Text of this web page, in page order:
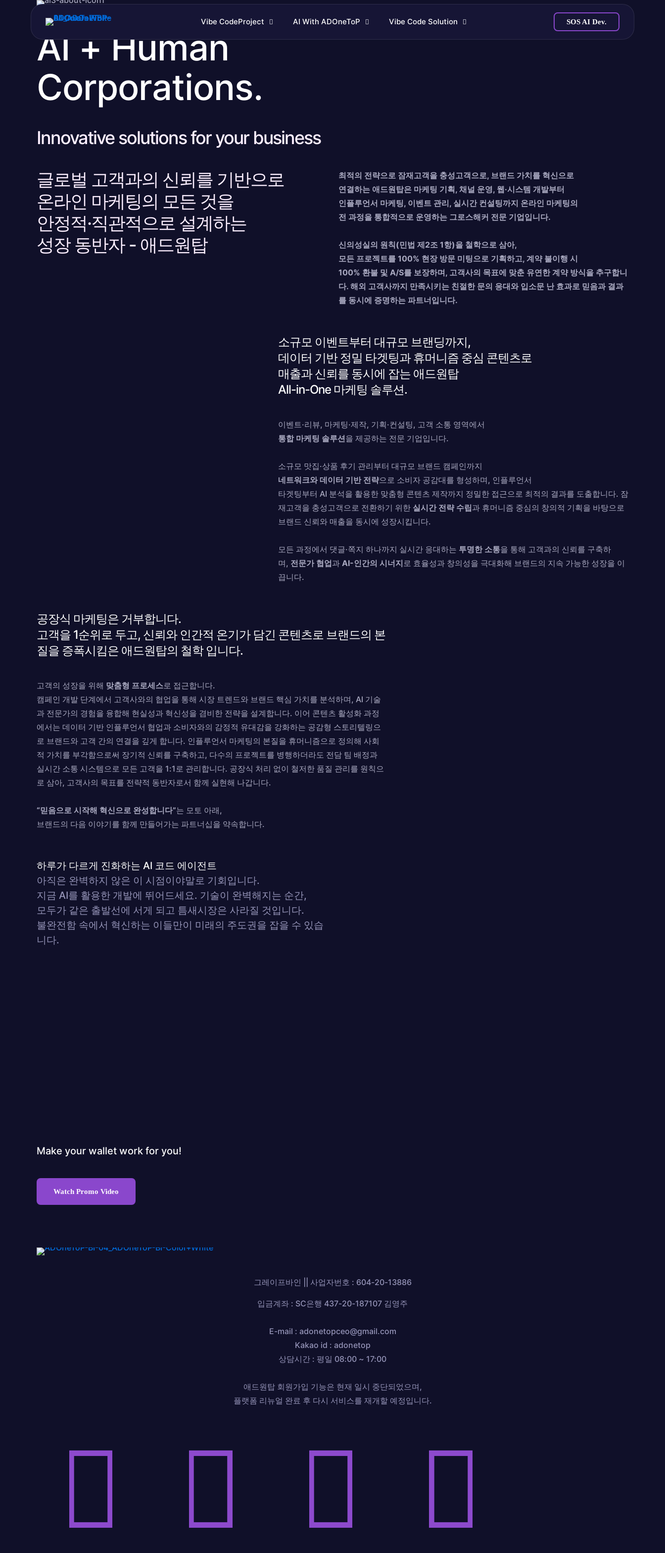
Vibe CodeProject AI With ADOneToP Vibe Code Solution SOS AI Dev.
AI + Human
Corporations.
Innovative solutions for your business
글로벌 고객과의 신뢰를 기반으로
온라인 마케팅의 모든 것을
안정적·직관적으로 설계하는
성장 동반자 - 애드원탑
최적의 전략으로 잠재고객을 충성고객으로, 브랜드 가치를 혁신으로
연결하는 애드원탑은 마케팅 기획, 채널 운영, 웹·시스템 개발부터
인플루언서 마케팅, 이벤트 관리, 실시간 컨설팅까지 온라인 마케팅의
전 과정을 통합적으로 운영하는 그로스해커 전문 기업입니다.
신의성실의 원칙(민법 제2조 1항)을 철학으로 삼아,
모든 프로젝트를 100% 현장 방문 미팅으로 기획하고, 계약 불이행 시
100% 환불 및 A/S를 보장하며, 고객사의 목표에 맞춘 유연한 계약 방식을 추구합니
다. 해외 고객사까지 만족시키는 친절한 문의 응대와 입소문 난 효과로 믿음과 결과
를 동시에 증명하는 파트너입니다.
소규모 이벤트부터 대규모 브랜딩까지,
데이터 기반 정밀 타겟팅과 휴머니즘 중심 콘텐츠로
매출과 신뢰를 동시에 잡는 애드원탑
All-in-One 마케팅 솔루션.
이벤트·리뷰, 마케팅·제작, 기획·컨설팅, 고객 소통 영역에서
통합 마케팅 솔루션을 제공하는 전문 기업입니다.
소규모 맛집·상품 후기 관리부터 대규모 브랜드 캠페인까지
네트워크와 데이터 기반 전략으로 소비자 공감대를 형성하며, 인플루언서
타겟팅부터 AI 분석을 활용한 맞춤형 콘텐츠 제작까지 정밀한 접근으로 최적의 결과를 도출합니다. 잠
재고객을 충성고객으로 전환하기 위한 실시간 전략 수립과 휴머니즘 중심의 창의적 기획을 바탕으로
브랜드 신뢰와 매출을 동시에 성장시킵니다.
모든 과정에서 댓글·쪽지 하나까지 실시간 응대하는 투명한 소통을 통해 고객과의 신뢰를 구축하
며, 전문가 협업과 AI-인간의 시너지로 효율성과 창의성을 극대화해 브랜드의 지속 가능한 성장을 이
끕니다.
공장식 마케팅은 거부합니다.
고객을 1순위로 두고, 신뢰와 인간적 온기가 담긴 콘텐츠로 브랜드의 본
질을 증폭시킴은 애드원탑의 철학 입니다.
고객의 성장을 위해 맞춤형 프로세스로 접근합니다.
캠페인 개발 단계에서 고객사와의 협업을 통해 시장 트렌드와 브랜드 핵심 가치를 분석하며, AI 기술
과 전문가의 경험을 융합해 현실성과 혁신성을 겸비한 전략을 설계합니다. 이어 콘텐츠 활성화 과정
에서는 데이터 기반 인플루언서 협업과 소비자와의 감정적 유대감을 강화하는 공감형 스토리텔링으
로 브랜드와 고객 간의 연결을 깊게 합니다. 인플루언서 마케팅의 본질을 휴머니즘으로 정의해 사회
적 가치를 부각함으로써 장기적 신뢰를 구축하고, 다수의 프로젝트를 병행하더라도 전담 팀 배정과
실시간 소통 시스템으로 모든 고객을 1:1로 관리합니다. 공장식 처리 없이 철저한 품질 관리를 원칙으
로 삼아, 고객사의 목표를 전략적 동반자로서 함께 실현해 나갑니다.
“믿음으로 시작해 혁신으로 완성합니다”는 모토 아래,
브랜드의 다음 이야기를 함께 만들어가는 파트너십을 약속합니다.
하루가 다르게 진화하는 AI 코드 에이전트
아직은 완벽하지 않은 이 시점이야말로 기회입니다.
지금 AI를 활용한 개발에 뛰어드세요. 기술이 완벽해지는 순간,
모두가 같은 출발선에 서게 되고 틈새시장은 사라질 것입니다.
불완전함 속에서 혁신하는 이들만이 미래의 주도권을 잡을 수 있습
니다.
Make your wallet work for you!
Watch Promo Video
그레이프바인 || 사업자번호 : 604-20-13886
입금계좌 : SC은행 437-20-187107 김영주
E-mail : adonetopceo@gmail.com
Kakao id : adonetop
상담시간 : 평일 08:00 ~ 17:00
애드원탑 회원가입 기능은 현재 일시 중단되었으며,
플랫폼 리뉴얼 완료 후 다시 서비스를 재개할 예정입니다.